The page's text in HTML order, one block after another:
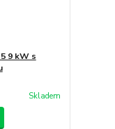
9 kW s
Skladem